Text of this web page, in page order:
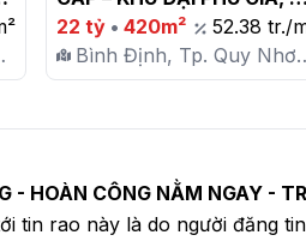
TP. QUY NHƠN
22 tỷ •420m²
52.38 tr./
Bình Định, Tp. Quy
P. Nhơn Bình
- HOÀN CÔNG NẰM NGAY -
tin rao này là do người đăng